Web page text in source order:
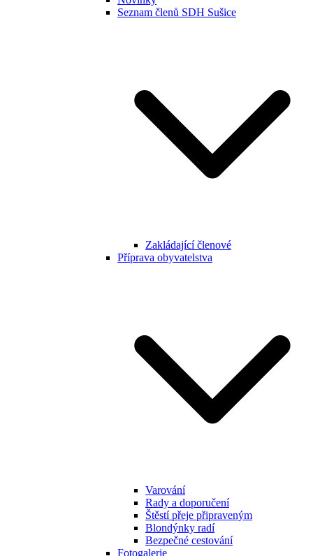
Seznam členů SDH Sušice
Zakládající členové
Příprava obyvatelstva
Varování
Rady a doporučení
Štěstí přeje připraveným
Blondýnky radí
Bezpečné cestování
Fotogalerie